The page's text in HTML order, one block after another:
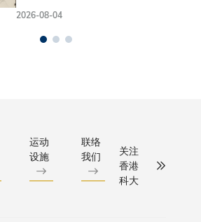
2026-08-04
运动
设施
联络
我们
关注
香港
科大